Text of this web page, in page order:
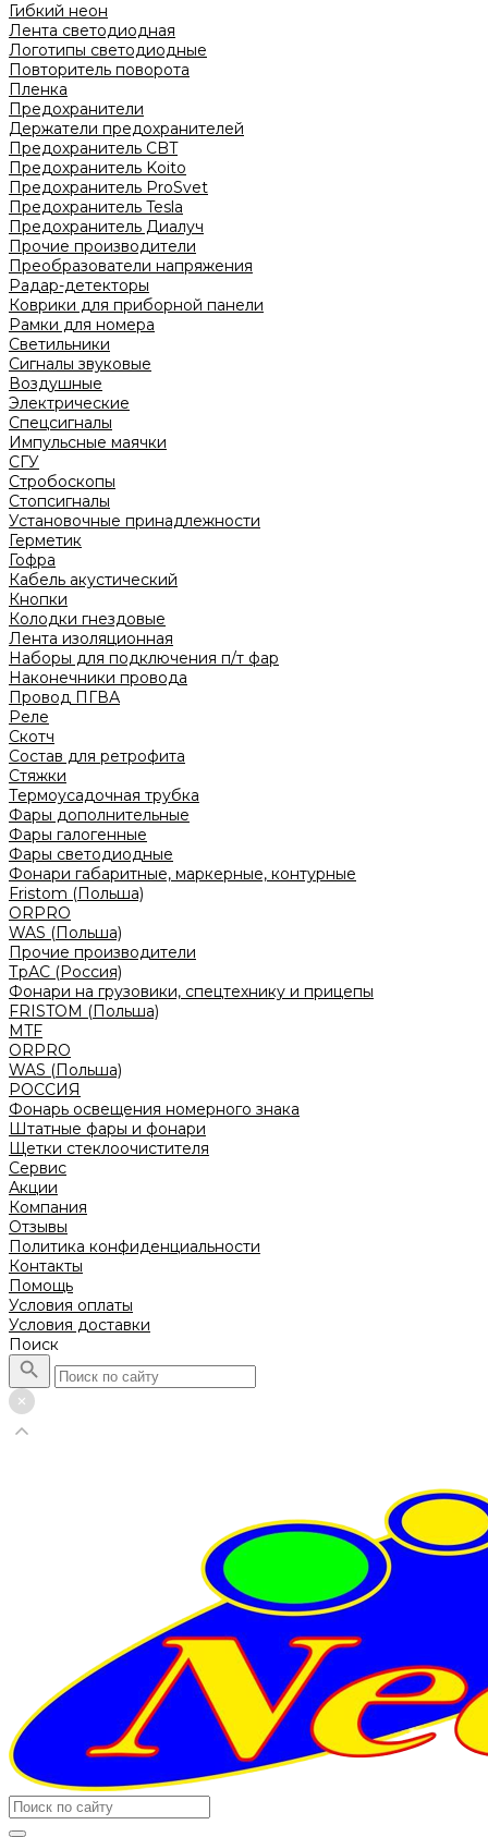
Гибкий неон
Лента светодиодная
Логотипы светодиодные
Повторитель поворота
Пленка
Предохранители
Держатели предохранителей
Предохранитель CBT
Предохранитель Koito
Предохранитель ProSvet
Предохранитель Tesla
Предохранитель Диалуч
Прочие производители
Преобразователи напряжения
Радар-детекторы
Коврики для приборной панели
Рамки для номера
Светильники
Сигналы звуковые
Воздушные
Электрические
Спецсигналы
Импульсные маячки
СГУ
Стробоскопы
Стопсигналы
Установочные принадлежности
Герметик
Гофра
Кабель акустический
Кнопки
Колодки гнездовые
Лента изоляционная
Наборы для подключения п/т фар
Наконечники провода
Провод ПГВА
Реле
Скотч
Состав для ретрофита
Стяжки
Термоусадочная трубка
Фары дополнительные
Фары галогенные
Фары светодиодные
Фонари габаритные, маркерные, контурные
Fristom (Польша)
ORPRO
WAS (Польша)
Прочие производители
ТрАС (Россия)
Фонари на грузовики, спецтехнику и прицепы
FRISTOM (Польша)
MTF
ORPRO
WAS (Польша)
РОССИЯ
Фонарь освещения номерного знака
Штатные фары и фонари
Щетки стеклоочистителя
Сервис
Акции
Компания
Отзывы
Политика конфиденциальности
Контакты
Помощь
Условия оплаты
Условия доставки
Поиск